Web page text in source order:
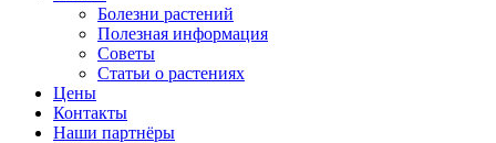
Болезни растений
Полезная информация
Советы
Статьи о растениях
Цены
Контакты
Наши партнёры